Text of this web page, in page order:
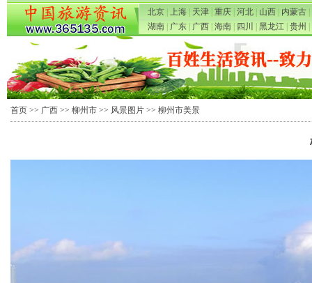
北京 上海 天津 重庆 河北 山西 内蒙古
湖南
广东 广西 海南 四川 黑龙江 贵州
首页 >> 广西 >> 柳州市 >> 风景图片 >> 柳州市美景